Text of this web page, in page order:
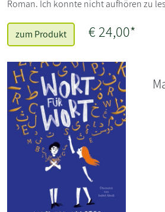
Roman. Ich konnte nicht aufhören zu
zum Produkt € 24,00*